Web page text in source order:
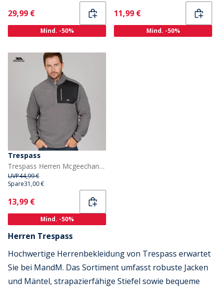
Current
29,99 €
Mind. -50%
Current
11,99 €
Mind. -50%
Trespass
Trespass Herren Mcgeechan 1 / 2 Zip Microfleece Mittel Grau
UVP44,99 €
Spare31,00 €
Current
13,99 €
Mind. -50%
Herren Trespass
Hochwertige Herrenbekleidung von Trespass erwartet
Sie bei MandM. Das Sortiment umfasst robuste Jacken
und Mäntel, strapazierfähige Stiefel sowie bequeme